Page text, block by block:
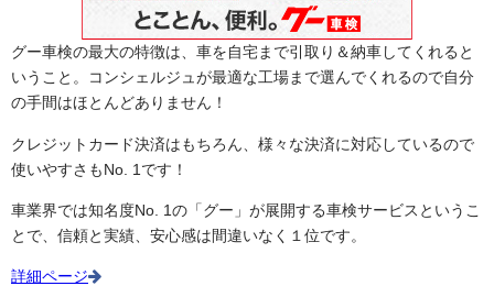
グー車検の最大の特徴は、車を自宅まで引取り＆納車してくれると
いうこと。コンシェルジュが最適な工場まで選んでくれるので自分
の手間はほとんどありません！
クレジットカード決済はもちろん、様々な決済に対応しているので
使いやすさもNo. 1です！
車業界では知名度No. 1の「グー」が展開する車検サービスというこ
とで、信頼と実績、安心感は間違いなく１位です。
詳細ページ